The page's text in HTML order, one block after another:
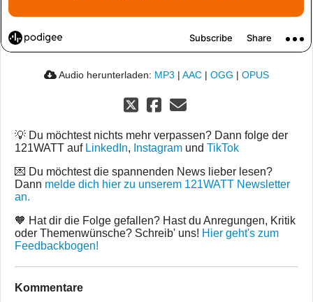
Audio herunterladen: MP3 | AAC | OGG | OPUS
💡 Du möchtest nichts mehr verpassen? Dann folge der
121WATT auf LinkedIn, Instagram und TikTok
💌 Du möchtest die spannenden News lieber lesen?
Dann melde dich hier zu unserem 121WATT Newsletter
an.
🧡 Hat dir die Folge gefallen? Hast du Anregungen, Kritik
oder Themenwünsche? Schreib' uns! Hier geht's zum
Feedbackbogen!
Kommentare